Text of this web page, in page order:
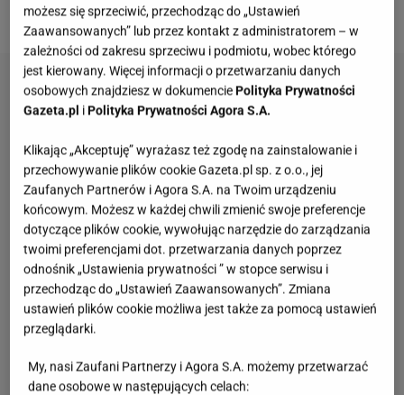
która niebawem będzie obchodziła 55. urodziny.
możesz się sprzeciwić, przechodząc do „Ustawień
Zaawansowanych” lub przez kontakt z administratorem – w
zależności od zakresu sprzeciwu i podmiotu, wobec którego
jest kierowany. Więcej informacji o przetwarzaniu danych
osobowych znajdziesz w dokumenciePolityka Prywatności
Gazeta.pl iPolityka Prywatności Agora S.A.
Klikając „Akceptuję” wyrażasz też zgodę na zainstalowanie i
przechowywanie plików cookie Gazeta.pl sp. z o.o., jej
Zaufanych Partnerów i Agora S.A. na Twoim urządzeniu
końcowym. Możesz w każdej chwili zmienić swoje preferencje
dotyczące plików cookie, wywołując narzędzie do zarządzania
twoimi preferencjami dot. przetwarzania danych poprzez
odnośnik „Ustawienia prywatności ” w stopce serwisu i
przechodząc do „Ustawień Zaawansowanych”. Zmiana
ustawień plików cookie możliwa jest także za pomocą ustawień
przeglądarki.
My, nasi Zaufani Partnerzy i Agora S.A. możemy przetwarzać
dane osobowe w następujących celach: